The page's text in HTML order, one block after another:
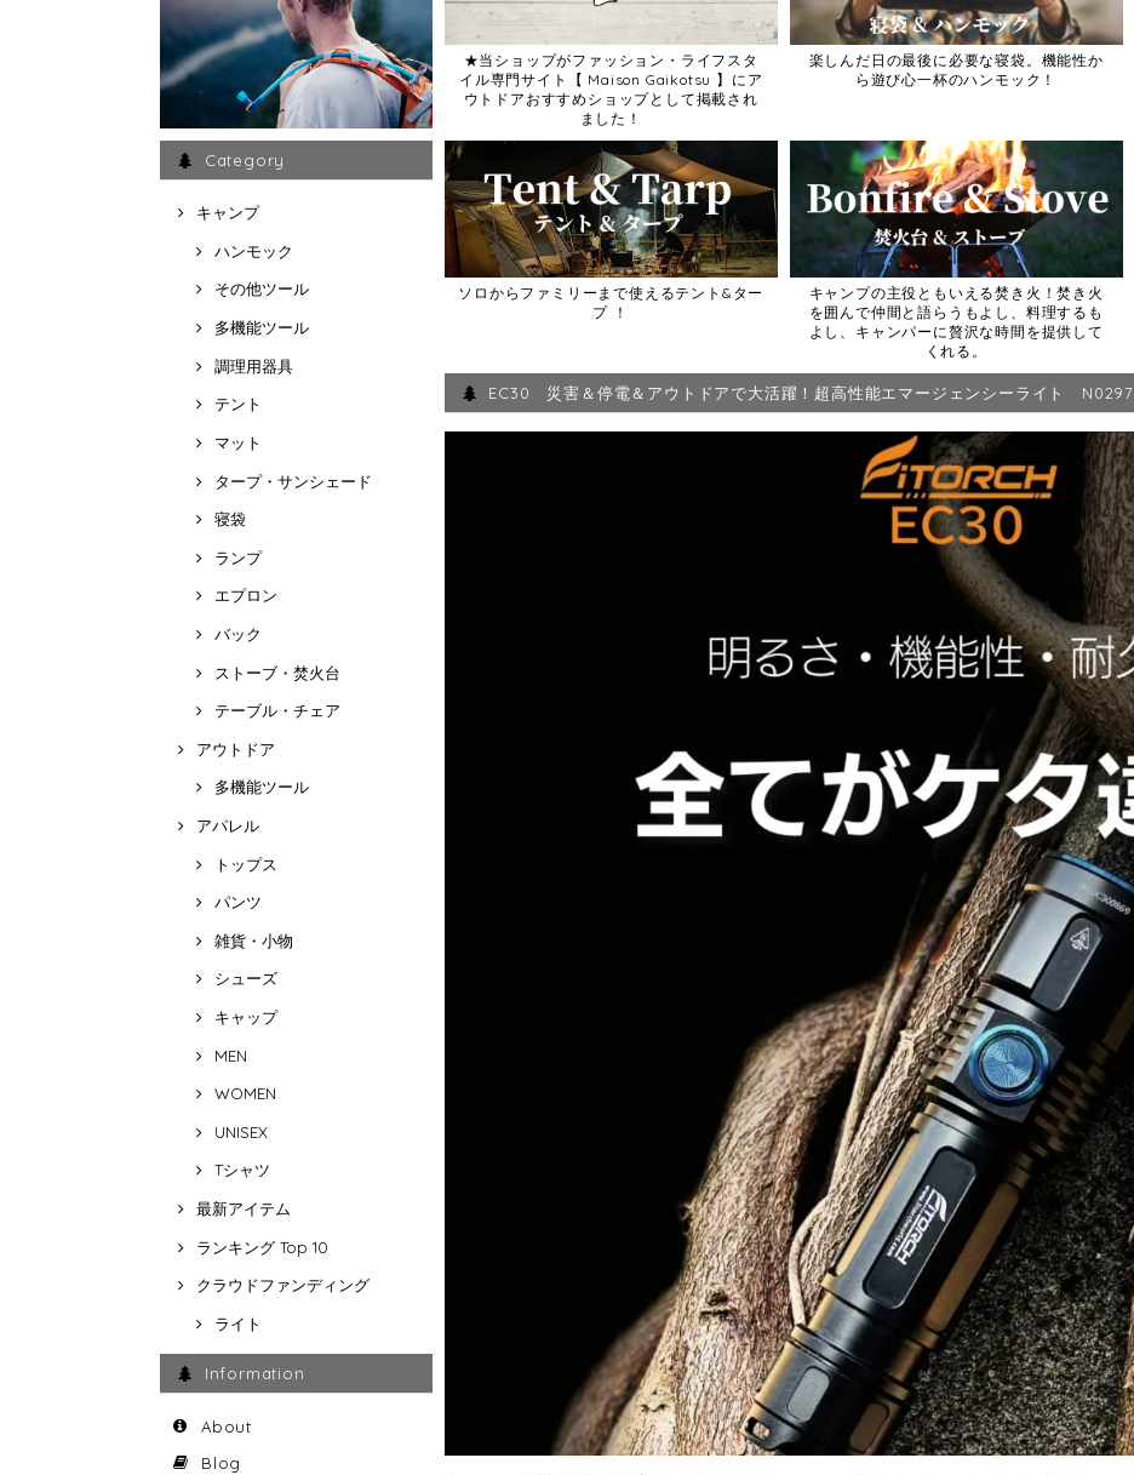
Category
キャンプ
ハンモック
その他ツール
多機能ツール
調理用器具
テント
マット
タープ・サンシェード
寝袋
ランプ
エプロン
バック
ストーブ・焚火台
テーブル・チェア
アウトドア
多機能ツール
アパレル
トップス
パンツ
雑貨・小物
シューズ
キャップ
MEN
WOMEN
UNISEX
Tシャツ
最新アイテム
ランキング Top 10
クラウドファンディング
ライト
Information
About
Blog
★当ショップがファッション・ライフスタ
イル専門サイト【 Maison Gaikotsu 】にア
ウトドアおすすめショップとして掲載され
ました！
楽しんだ日の最後に必要な寝袋。機能性か
ら遊び心一杯のハンモック！
ソロからファミリーまで使えるテント&ター
プ ！
キャンプの主役ともいえる焚き火！焚き火
を囲んで仲間と語らうもよし、料理するも
よし、キャンパーに贅沢な時間を提供して
くれる。
EC30 災害＆停電＆アウトドアで大活躍！超高性能エマージェンシーライト N0297